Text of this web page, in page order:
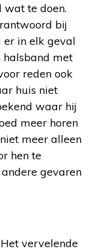
wat te doen.
bij
er in elk geval
met
reden ook
huis niet
waar hij
meer horen
meer alleen
hen te
gevaren
vervelende